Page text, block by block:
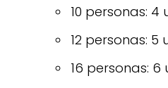
10 personas: 4
12 personas: 5
16 personas: 6